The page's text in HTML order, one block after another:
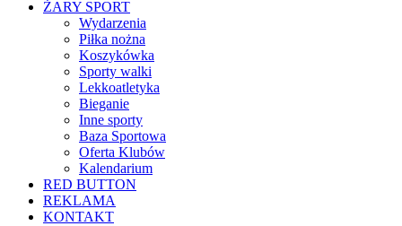
ŻARY SPORT
Wydarzenia
Piłka nożna
Koszykówka
Sporty walki
Lekkoatletyka
Bieganie
Inne sporty
Baza Sportowa
Oferta Klubów
Kalendarium
RED BUTTON
REKLAMA
KONTAKT